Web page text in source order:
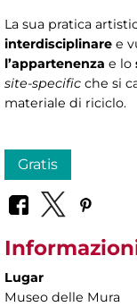
La sua pratica
interdisciplinare e
l’appartenenza e lo
site-specific che si
materiale di riciclo.
Gratis
Lugar
Museo delle Mura